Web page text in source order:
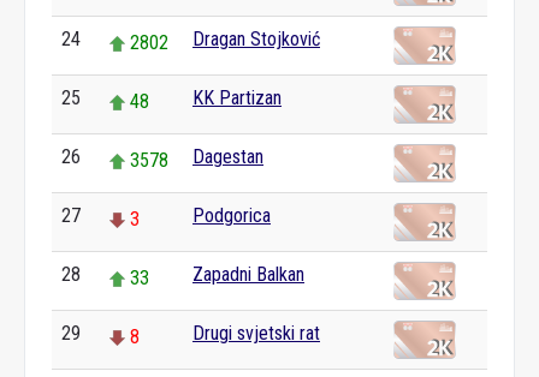
24 2802 Dragan Stojković
25 48 KK Partizan
26 3578 Dagestan
27 3 Podgorica
28 33 Zapadni Balkan
29 8 Drugi svjetski rat